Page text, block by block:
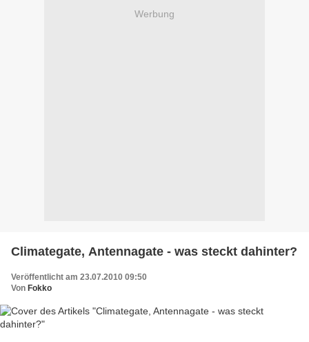
Werbung
Climategate, Antennagate - was steckt dahinter?
Veröffentlicht am 23.07.2010 09:50
Von Fokko